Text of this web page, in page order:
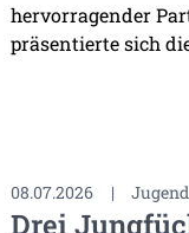
hervorragender
präsentierte sich
08.07.2026 | Jugend
Drei